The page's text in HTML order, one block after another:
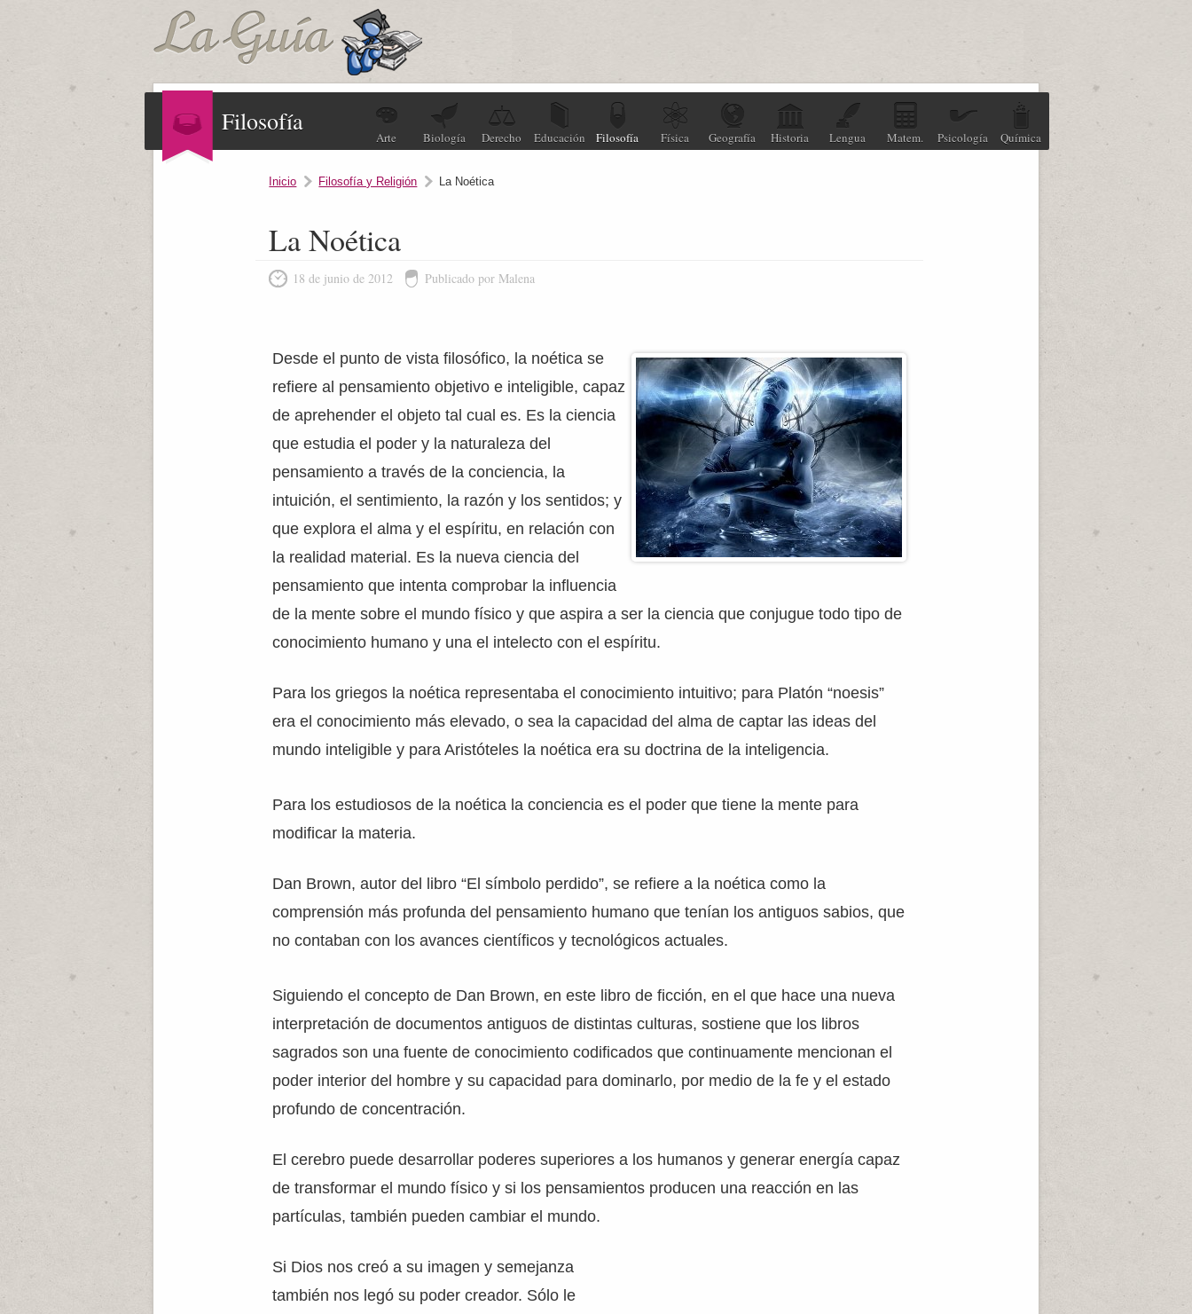
Filosofía
Arte Biología Derecho Educación Filosofía Física Geografía Historia Lengua Matem. Psicología Química
Inicio Filosofía y Religión La Noética
La Noética
18 de junio de 2012 Publicado por Malena
Desde el punto de vista filosófico, la noética se
refiere al pensamiento objetivo e inteligible, capaz
de aprehender el objeto tal cual es. Es la ciencia
que estudia el poder y la naturaleza del
pensamiento a través de la conciencia, la
intuición, el sentimiento, la razón y los sentidos; y
que explora el alma y el espíritu, en relación con
la realidad material. Es la nueva ciencia del
pensamiento que intenta comprobar la influencia
de la mente sobre el mundo físico y que aspira a ser la ciencia que conjugue todo tipo de
conocimiento humano y una el intelecto con el espíritu.
Para los griegos la noética representaba el conocimiento intuitivo; para Platón “noesis”
era el conocimiento más elevado, o sea la capacidad del alma de captar las ideas del
mundo inteligible y para Aristóteles la noética era su doctrina de la inteligencia.
Para los estudiosos de la noética la conciencia es el poder que tiene la mente para
modificar la materia.
Dan Brown, autor del libro “El símbolo perdido”, se refiere a la noética como la
comprensión más profunda del pensamiento humano que tenían los antiguos sabios, que
no contaban con los avances científicos y tecnológicos actuales.
Siguiendo el concepto de Dan Brown, en este libro de ficción, en el que hace una nueva
interpretación de documentos antiguos de distintas culturas, sostiene que los libros
sagrados son una fuente de conocimiento codificados que continuamente mencionan el
poder interior del hombre y su capacidad para dominarlo, por medio de la fe y el estado
profundo de concentración.
El cerebro puede desarrollar poderes superiores a los humanos y generar energía capaz
de transformar el mundo físico y si los pensamientos producen una reacción en las
partículas, también pueden cambiar el mundo.
Si Dios nos creó a su imagen y semejanza
también nos legó su poder creador. Sólo le